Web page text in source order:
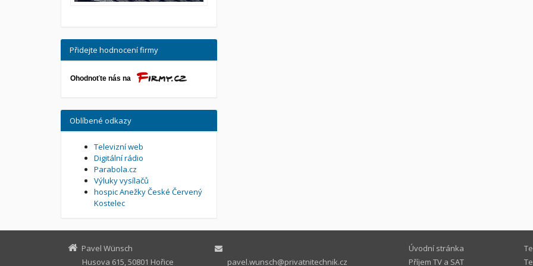
Přidejte hodnocení firmy
Oblíbené odkazy
Televizní web
Digitální rádio
Parabola.cz
Výluky vysílačů
hospic Anežky České Červený
Kostelec
Pavel Wünsch
Husova 615, 50801 Hořice
pavel.wunsch@privatnitechnik.cz
Úvodní stránka
Příjem TV a SAT